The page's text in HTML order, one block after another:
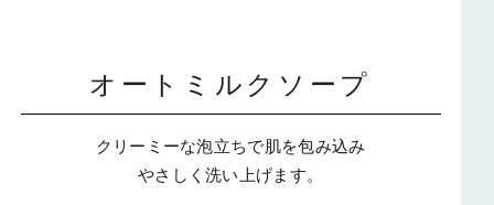
オートミルクソープ
クリーミーな泡立ちで肌を包み込み
やさしく洗い上げます。